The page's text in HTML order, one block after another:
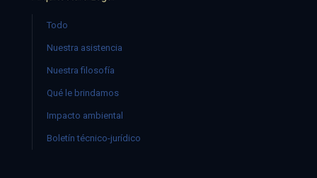
Todo
Nuestra asistencia
Nuestra filosofía
Qué le brindamos
Impacto ambiental
Boletín técnico-jurídico